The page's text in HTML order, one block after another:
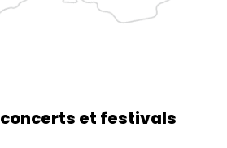
concerts et festivals